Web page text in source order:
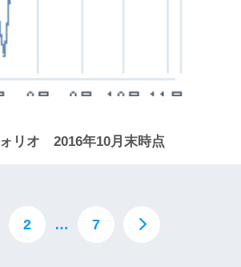
リオ 2016年10月末時点
2 … 7